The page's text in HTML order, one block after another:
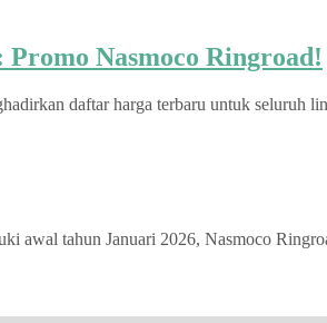
Nasmoco Ringroad!
daftar harga terbaru untuk seluruh
awal tahun Januari 2026, Nasmoco